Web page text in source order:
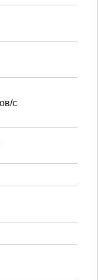
с